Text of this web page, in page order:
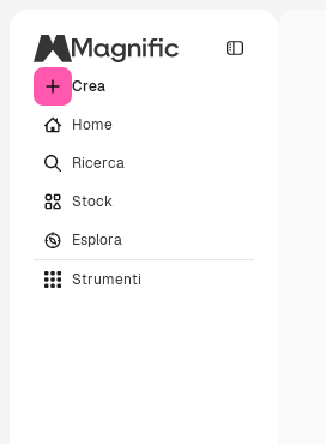
Crea
Home
Ricerca
Stock
Esplora
Strumenti